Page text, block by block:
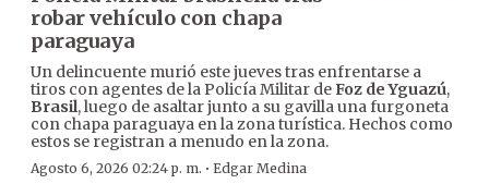
robar vehículo con chapa
paraguaya
Un delincuente murió este jueves tras enfrentarse a
tiros con agentes de la Policía Militar deFoz de Yguazú,
Brasil, luego de asaltar junto a su gavilla una furgoneta
con chapa paraguaya en la zona turística. Hechos como
estos se registran a menudo en la zona.
Agosto 6, 2026 02:24 p. m. · Edgar Medina